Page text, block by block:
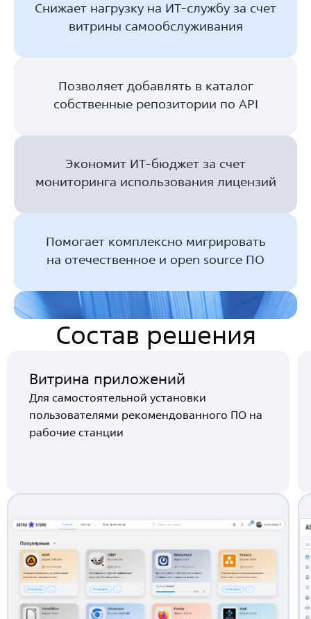
Снижает нагрузку на ИТ‑службу за счет
витрины самообслуживания
Позволяет добавлять в каталог
собственные репозитории по API
Экономит ИТ‑бюджет за счет
мониторинга использования лицензий
Помогает комплексно мигрировать
на отечественное и open source ПО
Состав решения
Витрина приложений
Для самостоятельной установки
пользователями рекомендованного ПО на
рабочие станции